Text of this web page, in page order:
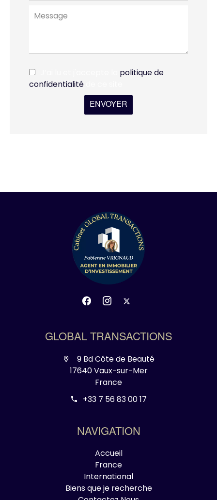
politique de
confidentialité
ENVOYER
GLOBAL TRANSACTIONS
9 Bd Côte de Beauté
17640 Vaux-sur-Mer
France
+33 7 56 83 00 17
NAVIGATION
Accueil
France
International
Biens que je recherche